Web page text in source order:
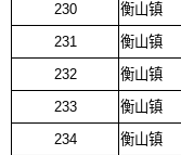
230
衡山镇
231
衡山镇
232
衡山镇
233
衡山镇
234
衡山镇